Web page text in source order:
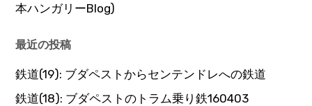
本ハンガリーBlog)
最近の投稿
鉄道(19): ブダペストからセンテンドレへの鉄道
鉄道(18): ブダペストのトラム乗り鉄160403